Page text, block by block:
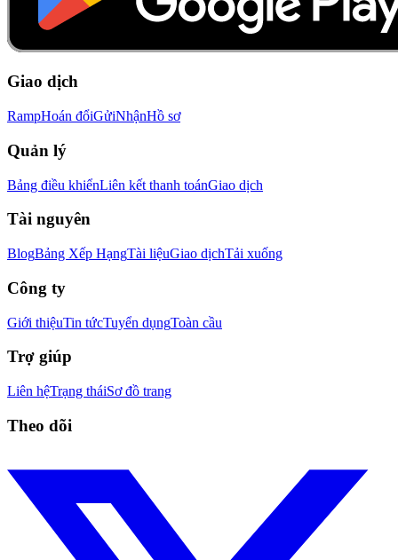
Giao dịch
RampHoán đổiGửiNhậnHồ sơ
Quản lý
Bảng điều khiểnLiên kết thanh toánGiao dịch
Tài nguyên
BlogBảng Xếp HạngTài liệuGiao dịchTải xuống
Công ty
Giới thiệuTin tứcTuyển dụngToàn cầu
Trợ giúp
Liên hệTrạng tháiSơ đồ trang
Theo dõi